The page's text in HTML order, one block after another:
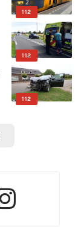
112
112
112